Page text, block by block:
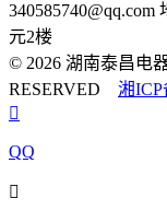
340585740@qq.com
元2楼
© 2026 湖南泰昌电
RESERVED 湘ICP

QQ
